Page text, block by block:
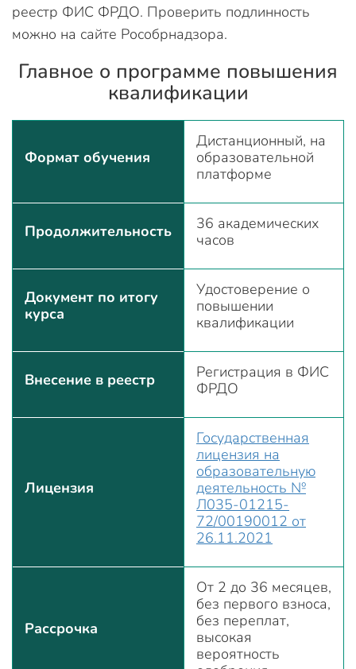
реестр ФИС ФРДО. Проверить подлинность
можно на сайте Рособрнадзора.
Главное о программе повышения
квалификации
Формат обучения
Дистанционный, на
образовательной
платформе
Продолжительность
36 академических
часов
Документ по итогу
курса
Удостоверение о
повышении
квалификации
Внесение в реестр
Регистрация в ФИС
ФРДО
Лицензия
Государственная
лицензия на
образовательную
деятельность №
Л035-01215-
72/00190012 от
26.11.2021
Рассрочка
От 2 до 36 месяцев,
без первого взноса,
без переплат,
высокая
вероятность